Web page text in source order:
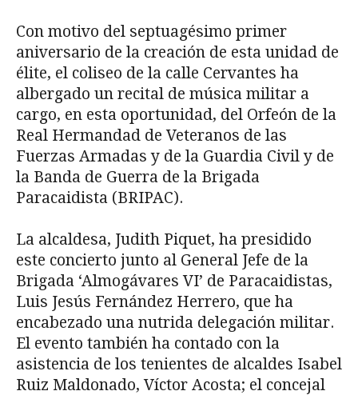
Con motivo del septuagésimo primer
aniversario de la creación de esta unidad de
élite, el coliseo de la calle Cervantes ha
albergado un recital de música militar a
cargo, en esta oportunidad, del Orfeón de la
Real Hermandad de Veteranos de las
Fuerzas Armadas y de la Guardia Civil y de
la Banda de Guerra de la Brigada
Paracaidista (BRIPAC).
La alcaldesa, Judith Piquet, ha presidido
este concierto junto al General Jefe de la
Brigada ‘Almogávares VI’ de Paracaidistas,
Luis Jesús Fernández Herrero, que ha
encabezado una nutrida delegación militar.
El evento también ha contado con la
asistencia de los tenientes de alcaldes Isabel
Ruiz Maldonado, Víctor Acosta; el concejal